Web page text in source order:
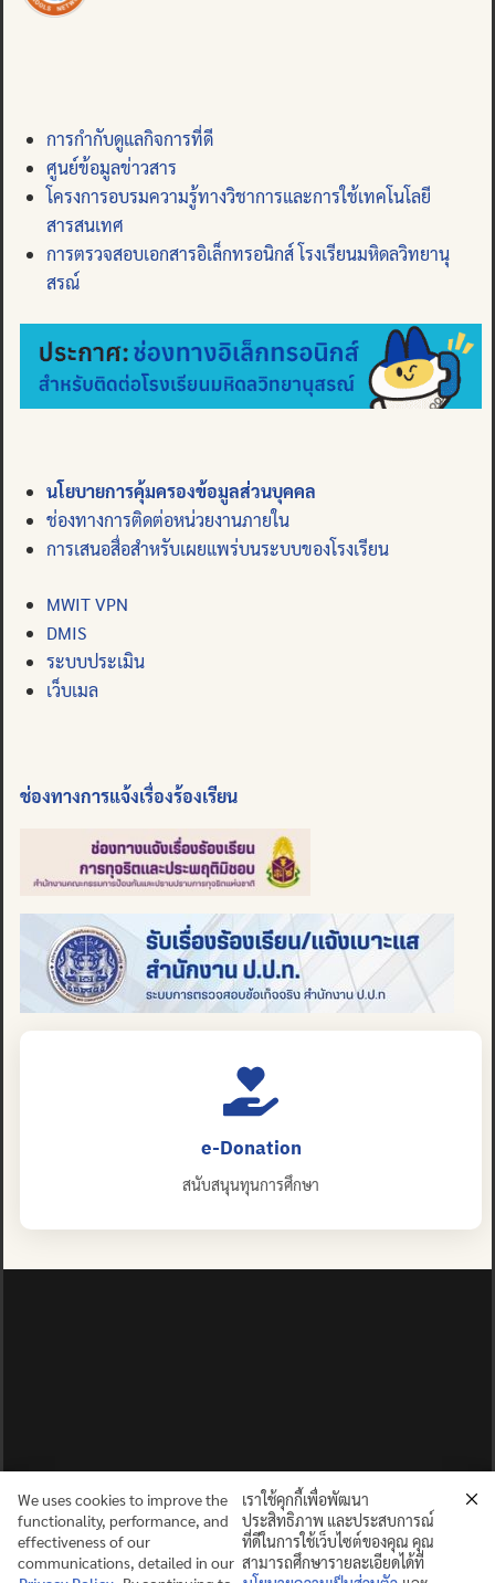
การกำกับดูแลกิจการที่ดี
ศูนย์ข้อมูลข่าวสาร
โครงการอบรมความรู้ทางวิชาการและการใช้เทคโนโลยี
สารสนเทศ
การตรวจสอบเอกสารอิเล็กทรอนิกส์ โรงเรียนมหิดลวิทยานุ
สรณ์
นโยบายการคุ้มครองข้อมูลส่วนบุคคล
ช่องทางการติดต่อหน่วยงานภายใน
การเสนอสื่อสำหรับเผยแพร่บนระบบของโรงเรียน
MWIT VPN
DMIS
ระบบประเมิน
เว็บเมล
ช่องทางการแจ้งเรื่องร้องเรียน
e-Donation
สนับสนุนทุนการศึกษา
We uses cookies to improve the
functionality, performance, and
effectiveness of our
communications, detailed in our
เราใช้คุกกี้เพื่อพัฒนา
ประสิทธิภาพ และประสบการณ์
ที่ดีในการใช้เว็บไซต์ของคุณ คุณ
สามารถศึกษารายละเอียดได้ที่